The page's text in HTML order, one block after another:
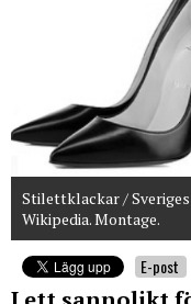
Stilettklackar / Sveriges
Wikipedia. Montage.
E-post